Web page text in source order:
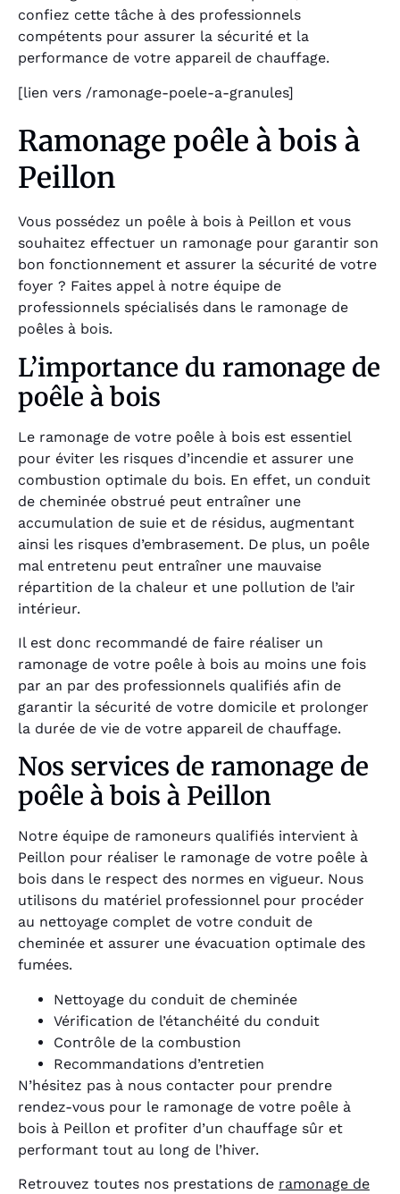
confiez cette tâche à des professionnels
compétents pour assurer la sécurité et la
performance de votre appareil de chauffage.
[lien vers /ramonage-poele-a-granules]
Ramonage poêle à bois à
Peillon
Vous possédez un poêle à bois à Peillon et vous
souhaitez effectuer un ramonage pour garantir son
bon fonctionnement et assurer la sécurité de votre
foyer ? Faites appel à notre équipe de
professionnels spécialisés dans le ramonage de
poêles à bois.
L’importance du ramonage de
poêle à bois
Le ramonage de votre poêle à bois est essentiel
pour éviter les risques d’incendie et assurer une
combustion optimale du bois. En effet, un conduit
de cheminée obstrué peut entraîner une
accumulation de suie et de résidus, augmentant
ainsi les risques d’embrasement. De plus, un poêle
mal entretenu peut entraîner une mauvaise
répartition de la chaleur et une pollution de l’air
intérieur.
Il est donc recommandé de faire réaliser un
ramonage de votre poêle à bois au moins une fois
par an par des professionnels qualifiés afin de
garantir la sécurité de votre domicile et prolonger
la durée de vie de votre appareil de chauffage.
Nos services de ramonage de
poêle à bois à Peillon
Notre équipe de ramoneurs qualifiés intervient à
Peillon pour réaliser le ramonage de votre poêle à
bois dans le respect des normes en vigueur. Nous
utilisons du matériel professionnel pour procéder
au nettoyage complet de votre conduit de
cheminée et assurer une évacuation optimale des
fumées.
Nettoyage du conduit de cheminée
Vérification de l’étanchéité du conduit
Contrôle de la combustion
Recommandations d’entretien
N’hésitez pas à nous contacter pour prendre
rendez-vous pour le ramonage de votre poêle à
bois à Peillon et profiter d’un chauffage sûr et
performant tout au long de l’hiver.
Retrouvez toutes nos prestations de ramonage de